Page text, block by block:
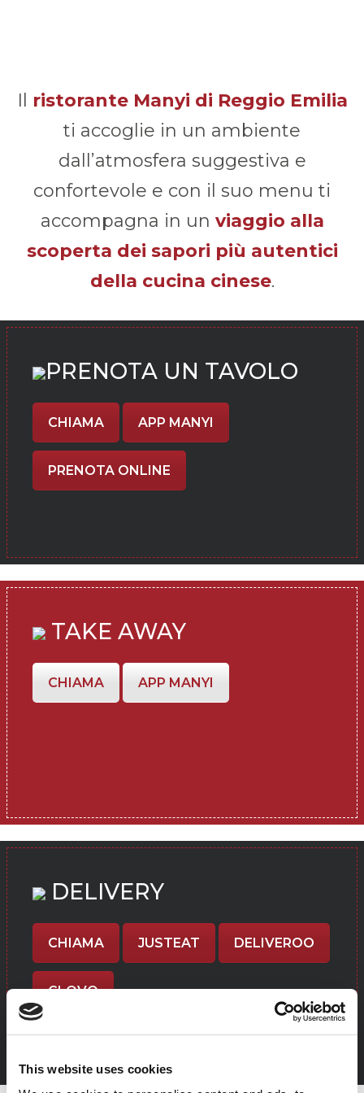
This website uses cookies
Il ristorante Manyi di Reggio Emilia
ti accoglie in un ambiente
dall’atmosfera suggestiva e
confortevole e con il suo menu ti
accompagna in un viaggio alla
scoperta dei sapori più autentici
della cucina cinese.
PRENOTA UN TAVOLO
CHIAMA APP MANYI
PRENOTA ONLINE
TAKE AWAY
CHIAMA APP MANYI
DELIVERY
CHIAMA JUSTEAT DELIVEROO
GLOVO